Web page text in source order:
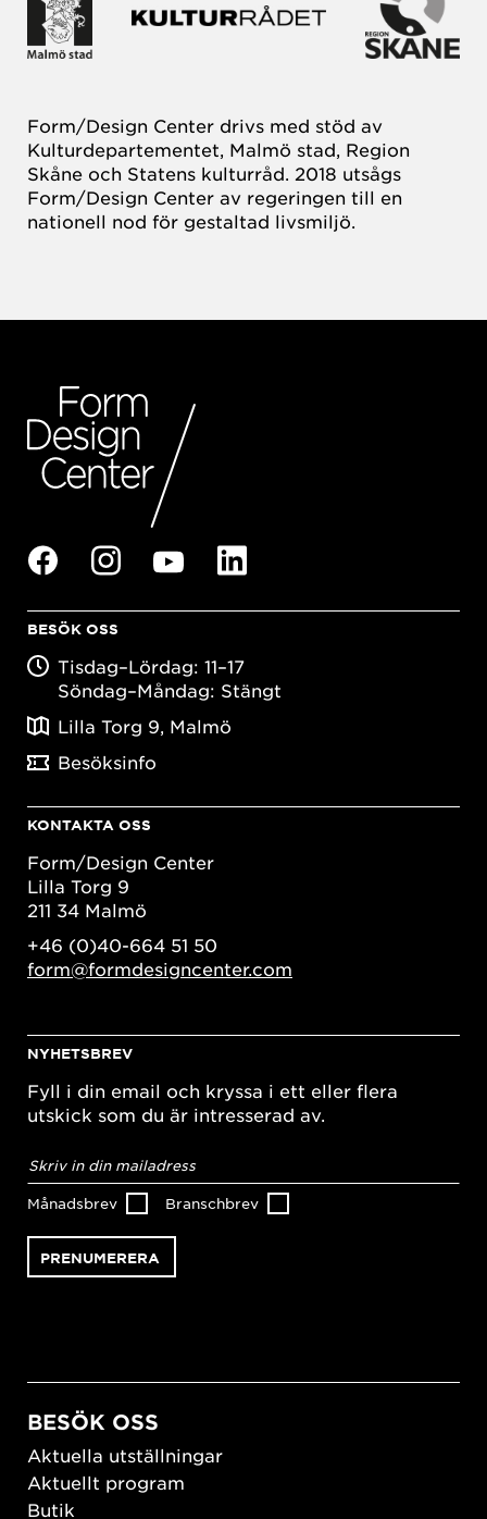
Form/Design Center drivs med stöd av
Kulturdepartementet, Malmö stad, Region
Skåne och Statens kulturråd. 2018 utsågs
Form/Design Center av regeringen till en
nationell nod för gestaltad livsmiljö.
BESÖK OSS
Tisdag–Lördag: 11–17
Söndag–Måndag: Stängt
Lilla Torg 9, Malmö
Besöksinfo
KONTAKTA OSS
Form/Design Center
Lilla Torg 9
211 34 Malmö
+46 (0)40-664 51 50
form@formdesigncenter.com
NYHETSBREV
Fyll i din email och kryssa i ett eller flera
utskick som du är intresserad av.
postadress*
Månadsbrev Branschbrev
BESÖK OSS
Aktuella utställningar
Aktuellt program
Butik